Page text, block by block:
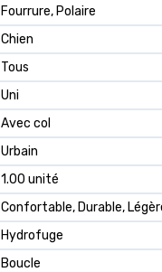
Fourrure, Polaire
Chien
Tous
Uni
Avec col
Urbain
1.00 unité
Confortable, Durable,
Hydrofuge
Boucle